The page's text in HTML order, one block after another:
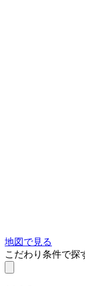
地図で見る
こだわり条件で探